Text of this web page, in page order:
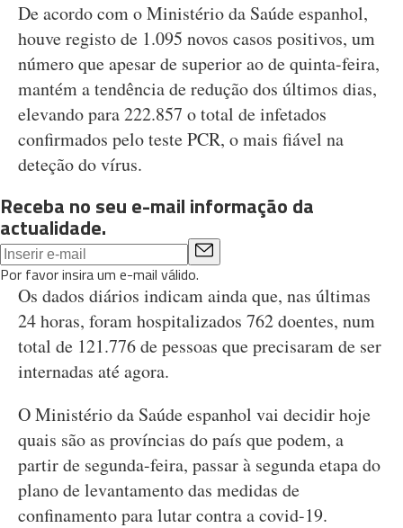
De acordo com o Ministério da Saúde espanhol,
houve registo de 1.095 novos casos positivos, um
número que apesar de superior ao de quinta-feira,
mantém a tendência de redução dos últimos dias,
elevando para 222.857 o total de infetados
confirmados pelo teste PCR, o mais fiável na
deteção do vírus.
Receba no seu e-mail informação da
actualidade.
Por favor insira um e-mail válido.
Os dados diários indicam ainda que, nas últimas
24 horas, foram hospitalizados 762 doentes, num
total de 121.776 de pessoas que precisaram de ser
internadas até agora.
O Ministério da Saúde espanhol vai decidir hoje
quais são as províncias do país que podem, a
partir de segunda-feira, passar à segunda etapa do
plano de levantamento das medidas de
confinamento para lutar contra a covid-19.